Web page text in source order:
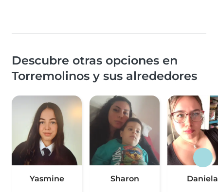
Descubre otras opciones en
Torremolinos y sus alrededores
Yasmine Sharon Daniela